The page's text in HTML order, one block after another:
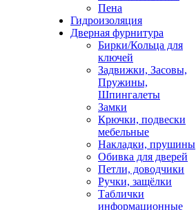
Пена
Гидроизоляция
Дверная фурнитура
Бирки/Кольца для
ключей
Задвижки, Засовы,
Пружины,
Шпингалеты
Замки
Крючки, подвески
мебельные
Накладки, прушины
Обивка для дверей
Петли, доводчики
Ручки, защёлки
Таблички
информационные